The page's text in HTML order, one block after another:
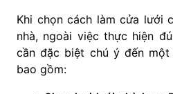
Khi chọn cách làm cửa lưới
nhà, ngoài việc thực hiện
cần đặc biệt chú ý đến
bao gồm: